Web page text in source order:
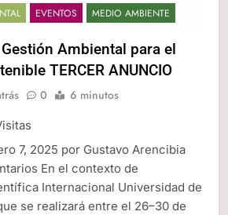
EVENTOS MEDIO AMBIENTE
Ambiental para el
TERCER ANUNCIO
0 6 minutos
7, 2025 por Gustavo Arencibia
En el contexto de
Internacional Universidad de
se realizará entre el 26–30 de